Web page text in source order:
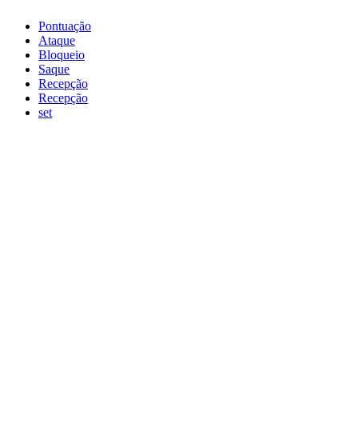
Pontuação
Ataque
Bloqueio
Saque
Recepção
Recepção
set